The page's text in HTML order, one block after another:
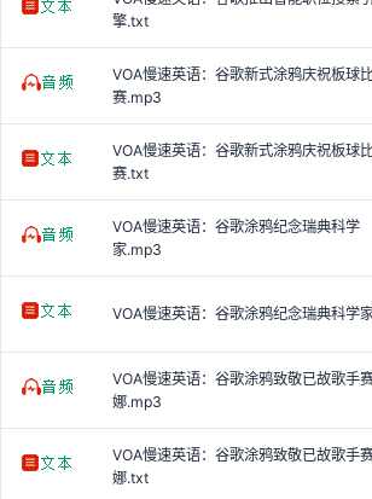
擎.txt
VOA慢速英语：谷歌新式涂鸦庆祝板球
赛.mp3
VOA慢速英语：谷歌新式涂鸦庆祝板球
赛.txt
VOA慢速英语：谷歌涂鸦纪念瑞典科学
家.mp3
VOA慢速英语：谷歌涂鸦纪念瑞典科学
VOA慢速英语：谷歌涂鸦致敬已故歌手
娜.mp3
VOA慢速英语：谷歌涂鸦致敬已故歌手
娜.txt